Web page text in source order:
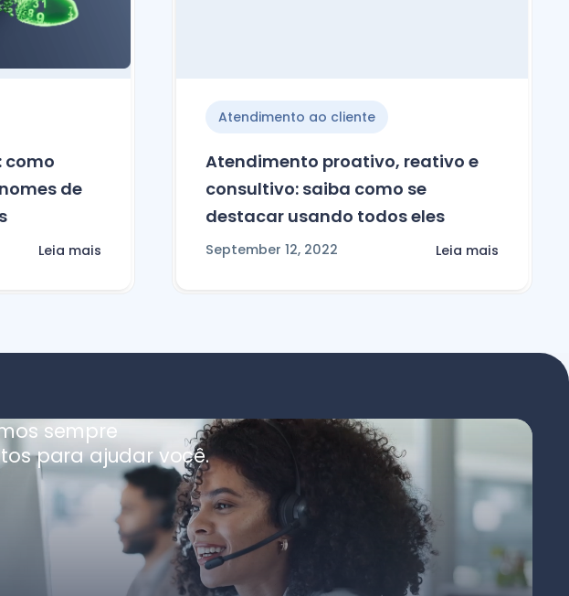
como
de
Leia mais
Atendimento ao cliente
Atendimento proativo, reativo e
consultivo: saiba como se
destacar usando todos eles
September 12, 2022 Leia mais
sempre
para ajudar você.